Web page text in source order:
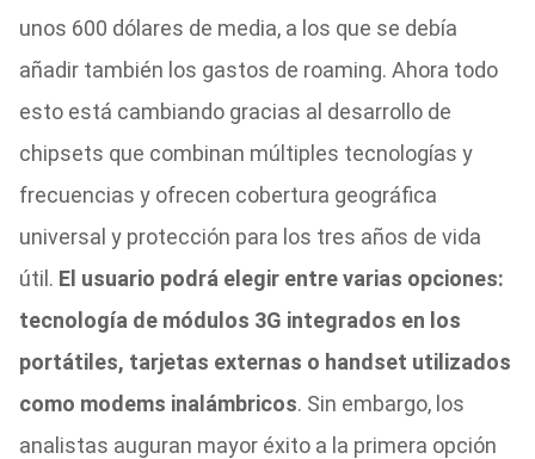
unos 600 dólares de media, a los que se debía
añadir también los gastos de roaming. Ahora todo
esto está cambiando gracias al desarrollo de
chipsets que combinan múltiples tecnologías y
frecuencias y ofrecen cobertura geográfica
universal y protección para los tres años de vida
útil. El usuario podrá elegir entre varias opciones:
tecnología de módulos 3G integrados en los
portátiles, tarjetas externas o handset utilizados
como modems inalámbricos. Sin embargo, los
analistas auguran mayor éxito a la primera opción